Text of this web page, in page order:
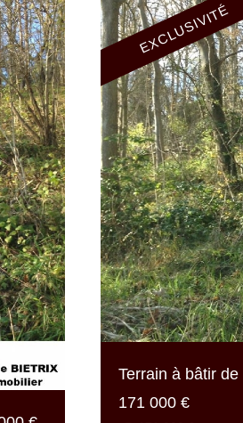
EXCLUSIVITÉ
Terrain à bâtir de
171 000 €